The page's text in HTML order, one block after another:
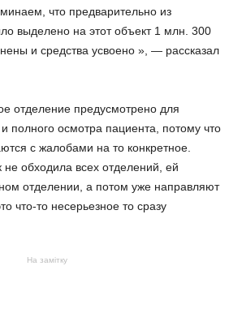
что предварительно из
выделено на этот объект 1 млн. 300
и средства усвоено », — рассказал
отделение предусмотрено для
полного осмотра пациента, потому что
с жалобами на то конкретное.
не обходила всех отделений, ей
отделении, а потом уже направляют
что-то несерьезное то сразу
На замітку